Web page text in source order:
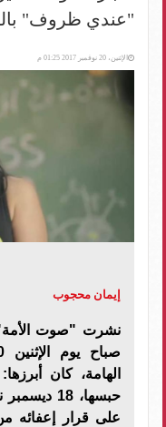
"عندي ظروف"
الإثنين، 20 نوفمبر 2017 01:25 م
إيمان محجوب
نشرت "صوت
الهامة، كان
حبسها،
على قرار إعفائه